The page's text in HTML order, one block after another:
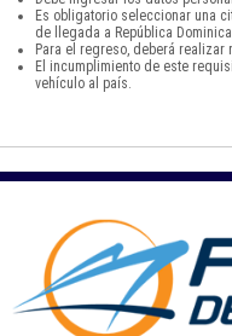
Es obligatorio seleccionar una
de llegada a República
Para el regreso, deberá realizar
El incumplimiento de este
vehículo al país.